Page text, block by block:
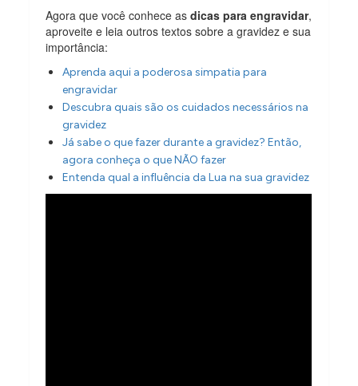
Agora que você conhece asdicas para engravidar,
aproveite e leia outros textos sobre a gravidez e sua
importância:
Aprenda aqui a poderosa simpatia para
engravidar
Descubra quais são os cuidados necessários na
gravidez
Já sabe o que fazer durante a gravidez? Então,
agora conheça o que NÃO fazer
Entenda qual a influência da Lua na sua gravidez